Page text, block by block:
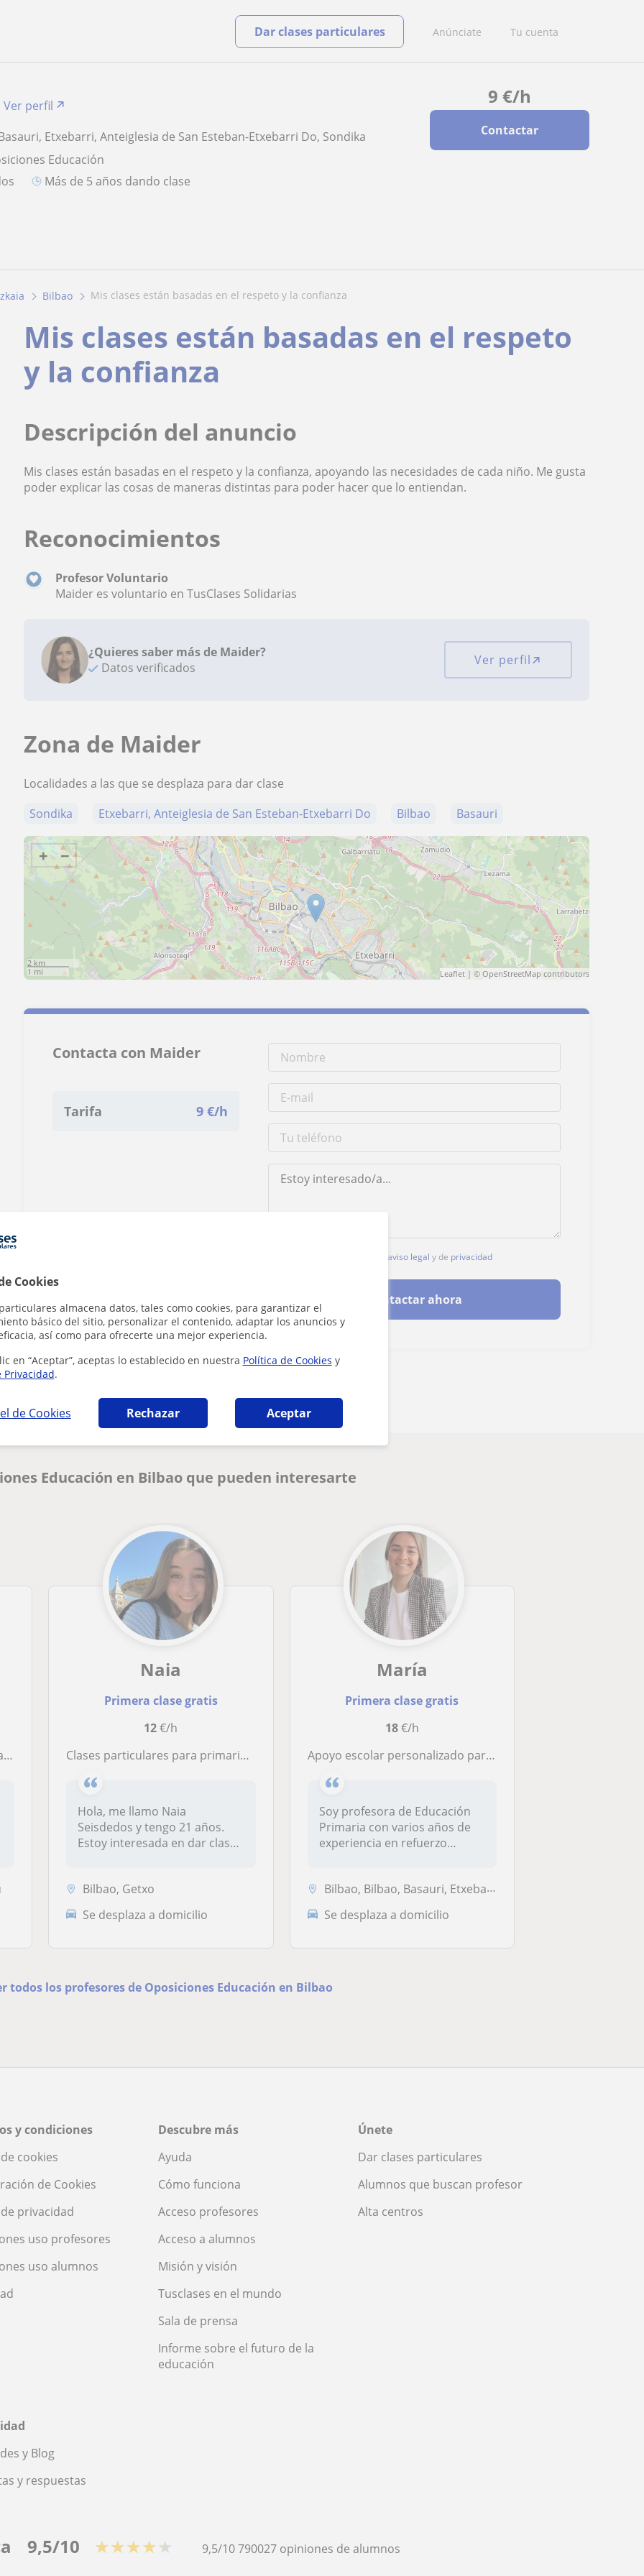
Cookies
almacena datos, tales como cookies, para garantizar el
básico del sitio, personalizar el contenido, adaptar los anuncios y
así como para ofrecerte una mejor experiencia.
en “Aceptar”, aceptas lo establecido en nuestra Política de Cookies y
Privacidad.
de Cookies Rechazar Aceptar
Anúnciate Tu cuenta
Dar clases particulares
9 €/h
Contactar
Ver perfil
Etxebarri, Anteiglesia de San Esteban-Etxebarri Do, Sondika
Educación
más de 5 años dando clase
Bilbao mis clases están basadas en el respeto y la confianza
Mis clases están basadas en el respeto
y la confianza
Descripción del anuncio
Mis clases están basadas en el respeto y la confianza, apoyando las necesidades de cada niño. Me gusta
poder explicar las cosas de maneras distintas para poder hacer que lo entiendan.
Reconocimientos
Profesor Voluntario
Maider es voluntario en TusClases Solidarias
¿Quieres saber más de Maider?
Datos verificados
Ver perfil
Zona de Maider
Localidades a las que se desplaza para dar clase
Sondika
Etxebarri, Anteiglesia de San Esteban-Etxebarri Do Bilbao Basauri
+ −
2 km
1 mi
Leaflet| © OpenStreetMap contributors
Contacta con Maider
Tarifa 9 €/h
aviso legal y de privacidad
Contactar ahora
¿Hay algún error en este perfil?
Educación en Bilbao que pueden interesarte
Naia
Primera clase gratis
12€/h
Clases particulares para primaria y cuidado de niños de 4 a 6 años
Hola, me llamo Naia
Seisdedos y tengo 21 años.
Estoy interesada en dar clases
Bilbao, Getxo
Se desplaza a domicilio
María
Primera clase gratis
18€/h
Apoyo escolar personalizado para Primaria
Soy profesora de Educación
Primaria con varios años de
experiencia en refuerzo
Bilbao, Bilbao, Basauri, Etxebarri, Anteiglesia de San Esteban-Etxebarri Do, Sondika
Se desplaza a domicilio
todos los profesores de Oposiciones Educación en Bilbao
y condiciones
cookies
de Cookies
privacidad
uso profesores
uso alumnos
Descubre más
Ayuda
Cómo funciona
Acceso profesores
Acceso a alumnos
Misión y visión
Tusclases en el mundo
Sala de prensa
Informe sobre el futuro de la
educación
Únete
Dar clases particulares
Alumnos que buscan profesor
Alta centros
y Blog
y respuestas
9,5/10 ★★★★★ 9,5/10790027 opiniones de alumnos